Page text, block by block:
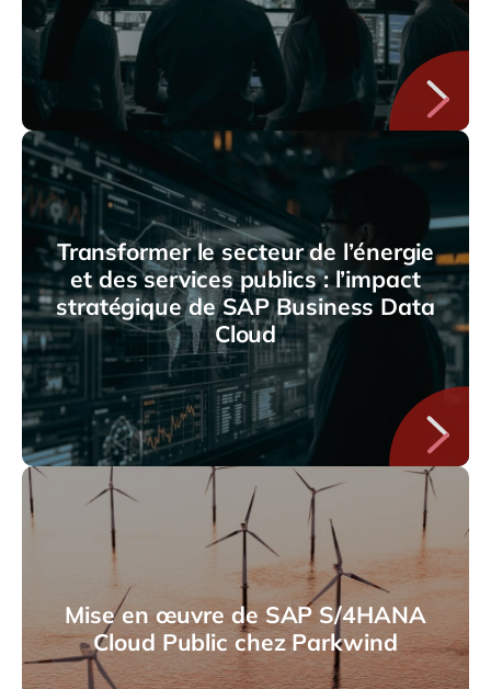
Transformer le secteur de l’énergie
et des services publics : l’impact
stratégique de SAP Business Data
Cloud
Mise en œuvre de SAP S/4HANA
Cloud Public chez Parkwind